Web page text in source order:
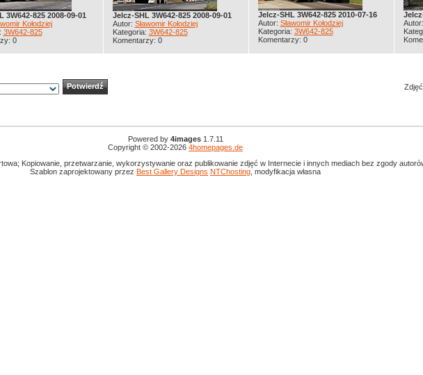
3W642-825 2008-09-01
Kołodziej
3W642-825
0
Jelcz-SHL 3W642-825 2008-09-01
Autor: Sławomir Kołodziej
Kategoria: 3W642-825
Komentarzy: 0
Jelcz-SHL 3W642-825 2010-07-16
Autor: Sławomir Kołodziej
Kategoria: 3W642-825
Komentarzy: 0
Autor:
Powered by 4images1.7.11
Copyright © 2002-2026 4homepages.de
Kopiowanie, przetwarzanie, wykorzystywanie oraz publikowanie zdjęć w Internecie i innych mediach bez zgody
Szablon zaprojektowany przez Best Gallery Designs NTChosting , modyfikacja własna